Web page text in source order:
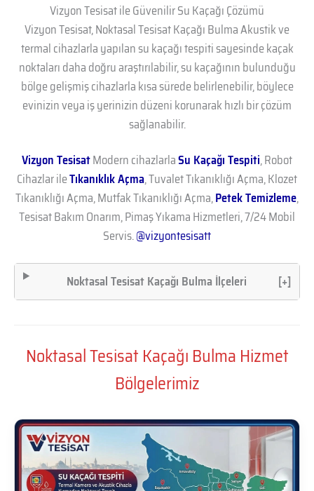
Vizyon Tesisat ile Güvenilir Su Kaçağı Çözümü
Vizyon Tesisat, Noktasal Tesisat Kaçağı Bulma Akustik ve
termal cihazlarla yapılan su kaçağı tespiti sayesinde kaçak
noktaları daha doğru araştırılabilir, su kaçağının bulunduğu
bölge gelişmiş cihazlarla kısa sürede belirlenebilir, böylece
evinizin veya iş yerinizin düzeni korunarak hızlı bir çözüm
sağlanabilir.
Vizyon TesisatModern cihazlarlaSu Kaçağı Tespiti, Robot
Cihazlar ileTıkanıklık Açma, Tuvalet Tıkanıklığı Açma, Klozet
Tıkanıklığı Açma, Mutfak Tıkanıklığı Açma,Petek Temizleme,
Tesisat Bakım Onarım, Pimaş Yıkama Hizmetleri, 7/24 Mobil
Servis.@vizyontesisatt
Noktasal Tesisat Kaçağı Bulma İlçeleri [+]
Noktasal Tesisat Kaçağı Bulma Hizmet
Bölgelerimiz